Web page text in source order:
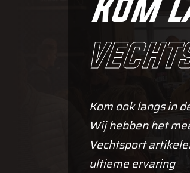
Kom
Kom ook langs in
Wij hebben het
Vechtsport
ultieme ervaring